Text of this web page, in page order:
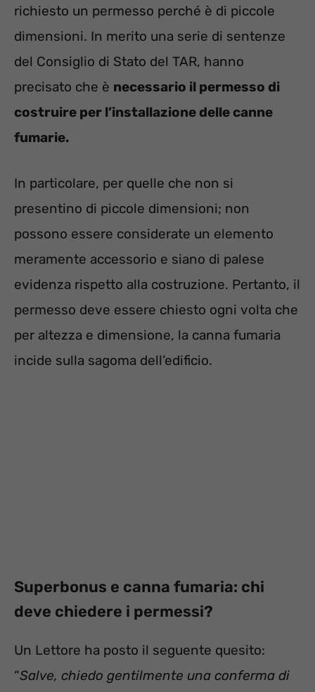
richiesto un permesso perché è di piccole
dimensioni. In merito una serie di sentenze
del Consiglio di Stato del TAR, hanno
precisato che è necessario il permesso di
costruire per l’installazione delle canne
fumarie.
In particolare, per quelle che non si
presentino di piccole dimensioni; non
possono essere considerate un elemento
meramente accessorio e siano di palese
evidenza rispetto alla costruzione. Pertanto, il
permesso deve essere chiesto ogni volta che
per altezza e dimensione, la canna fumaria
incide sulla sagoma dell’edificio.
Superbonus e canna fumaria: chi
deve chiedere i permessi?
Un Lettore ha posto il seguente quesito:
“Salve, chiedo gentilmente una conferma di